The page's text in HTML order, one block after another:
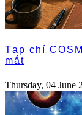
Tạp chí
mắt
Thursday, 04 June